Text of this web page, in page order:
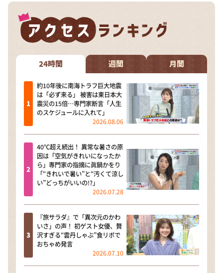
24時間 週間 月間
約10年後に南海トラフ巨大地震
は「必ず来る」 被害は東日本大
震災の15倍…専門家断言「人生
のスケジュールに入れて」
2026.08.06
40℃超え続出！ 異常な暑さの原
因は「空気がきれいになったか
ら」専門家の指摘に眞鍋かをり
「“きれいで暑い”と“汚くて涼し
い”どっちがいいの!?」
2026.07.28
『旅サラダ』で「異次元のかわ
いさ」の声！ 初ゲスト女優、贅
沢すぎる“雲丹しゃぶ”食リポで
おちゃめ発言
2026.07.10